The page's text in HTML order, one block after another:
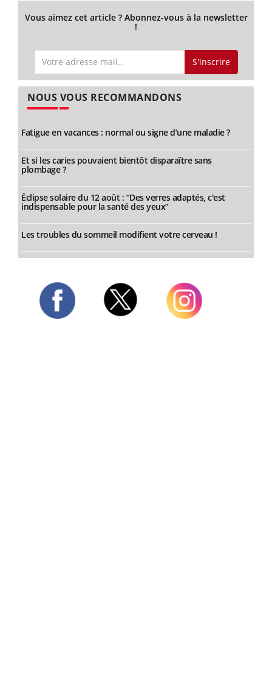
Vous aimez cet article ? Abonnez-vous à la newsletter
!
S'inscrire
NOUS VOUS RECOMMANDONS
Fatigue en vacances : normal ou signe d’une maladie ?
Et si les caries pouvaient bientôt disparaître sans
plombage ?
Éclipse solaire du 12 août : “Des verres adaptés, c'est
indispensable pour la santé des yeux”
Les troubles du sommeil modifient votre cerveau !